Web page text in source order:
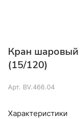
Кран шаровый
(15/120)
Арт. BV.466.04
Характеристики